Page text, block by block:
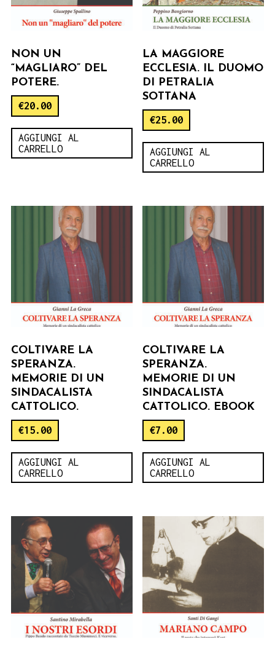
NON UN
“MAGLIARO” DEL
POTERE.
€20.00
AGGIUNGI AL
CARRELLO
LA MAGGIORE
ECCLESIA. IL DUOMO
DI PETRALIA
SOTTANA
€25.00
AGGIUNGI AL
CARRELLO
COLTIVARE LA
SPERANZA.
MEMORIE DI UN
SINDACALISTA
CATTOLICO.
€15.00
AGGIUNGI AL
CARRELLO
COLTIVARE LA
SPERANZA.
MEMORIE DI UN
SINDACALISTA
CATTOLICO. EBOOK
€7.00
AGGIUNGI AL
CARRELLO